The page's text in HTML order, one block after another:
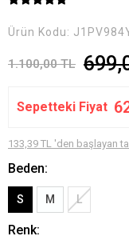
Ürün Kodu:
1.100,00 TL
Sepetteki Fiyat
133,39 TL 'den başlayan
Beden:
S M L
Renk: